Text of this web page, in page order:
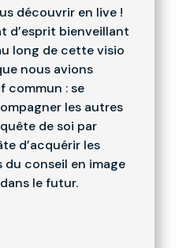
découvrir en live !
d’esprit bienveillant
long de cette visio
nous avions
commun : se
les autres
de soi par
d’acquérir les
du conseil en image
le futur.